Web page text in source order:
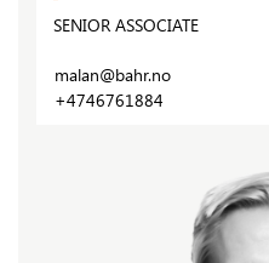
SENIOR ASSOCIATE
malan@bahr.no
+4746761884